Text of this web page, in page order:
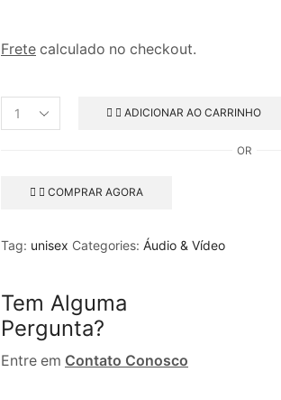
Frete calculado no checkout.
ADICIONAR AO CARRINHO
OR
COMPRAR AGORA
Tag: unisex Categories: Áudio & Vídeo
Tem Alguma
Pergunta?
Entre em Contato Conosco